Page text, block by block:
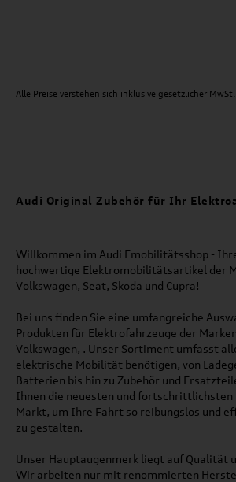
Alle Preise verstehen sich inklusive gesetzlicher
Audi Original Zubehör für Ihr
Willkommen im Audi Emobilitätsshop -
hochwertige Elektromobilitätsartikel der
Volkswagen, Seat, Skoda und Cupra!
Bei uns finden Sie eine umfangreiche
Produkten für Elektrofahrzeuge der
Volkswagen, . Unser Sortiment umfasst
elektrische Mobilität benötigen, von
Batterien bis hin zu Zubehör und
Ihnen die neuesten und fortschrittlichsten
Markt, um Ihre Fahrt so reibungslos und
zu gestalten.
Unser Hauptaugenmerk liegt auf Qualität
Wir arbeiten nur mit renommierten